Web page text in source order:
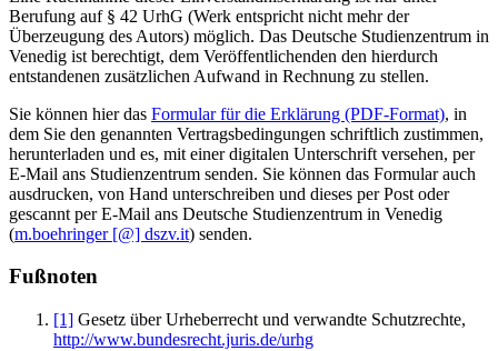
Berufung auf § 42 UrhG (Werk entspricht nicht mehr der
Überzeugung des Autors) möglich. Das Deutsche Studienzentrum in
Venedig ist berechtigt, dem Veröffentlichenden den hierdurch
entstandenen zusätzlichen Aufwand in Rechnung zu stellen.
Sie können hier das Formular für die Erklärung (PDF-Format), in
dem Sie den genannten Vertragsbedingungen schriftlich zustimmen,
herunterladen und es, mit einer digitalen Unterschrift versehen, per
E-Mail ans Studienzentrum senden. Sie können das Formular auch
ausdrucken, von Hand unterschreiben und dieses per Post oder
gescannt per E-Mail ans Deutsche Studienzentrum in Venedig
(m.boehringer [@] dszv.it) senden.
Fußnoten
[1] Gesetz über Urheberrecht und verwandte Schutzrechte,
http://www.bundesrecht.juris.de/urhg